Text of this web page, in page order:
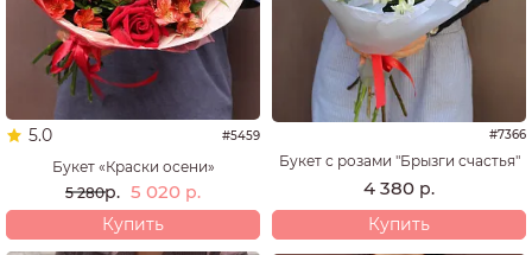
5.0 #5459
Букет «Краски осени»
5 280р. 5 020 р.
Купить
#7366
Букет с розами "Брызги счастья"
4 380 р.
Купить